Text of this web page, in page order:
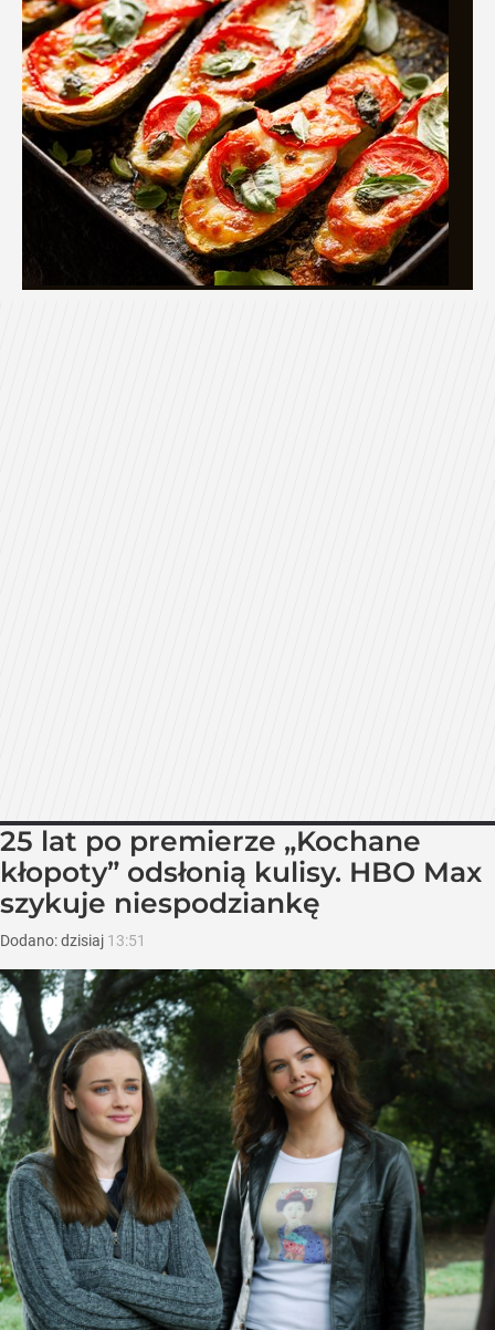
25 lat po premierze „Kochane
kłopoty” odsłonią kulisy. HBO Max
szykuje niespodziankę
Dodano:dzisiaj 13:51